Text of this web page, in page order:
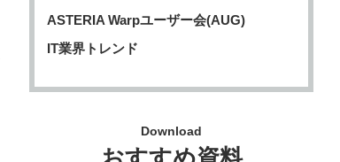
ASTERIA Warpユーザー会(AUG)
IT業界トレンド
Download